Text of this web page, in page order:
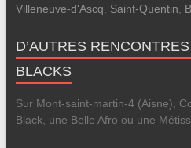
Villeneuve-d'Ascq, Saint-Quentin,
D’AUTRES
BLACKS
Sur Mont-saint-martin-4 (Aisne),
Black, une Belle Afro ou une